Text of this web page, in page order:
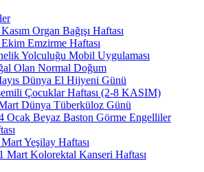
Organ Bağışı Haftası
Emzirme Haftası
Yolculuğu Mobil Uygulaması
Olan Normal Doğum
Dünya El Hijyeni Günü
Çocuklar Haftası (2-8 KASIM)
Dünya Tüberküloz Günü
Ocak Beyaz Baston Görme Engelliler
Yeşilay Haftası
Mart Kolorektal Kanseri Haftası